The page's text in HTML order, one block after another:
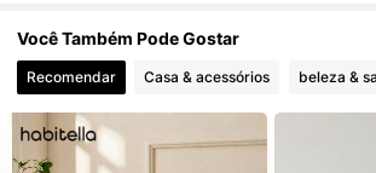
4,94 3K Seguidores
Você Também Pode Gostar
Recomendar Casa & acessórios beleza &